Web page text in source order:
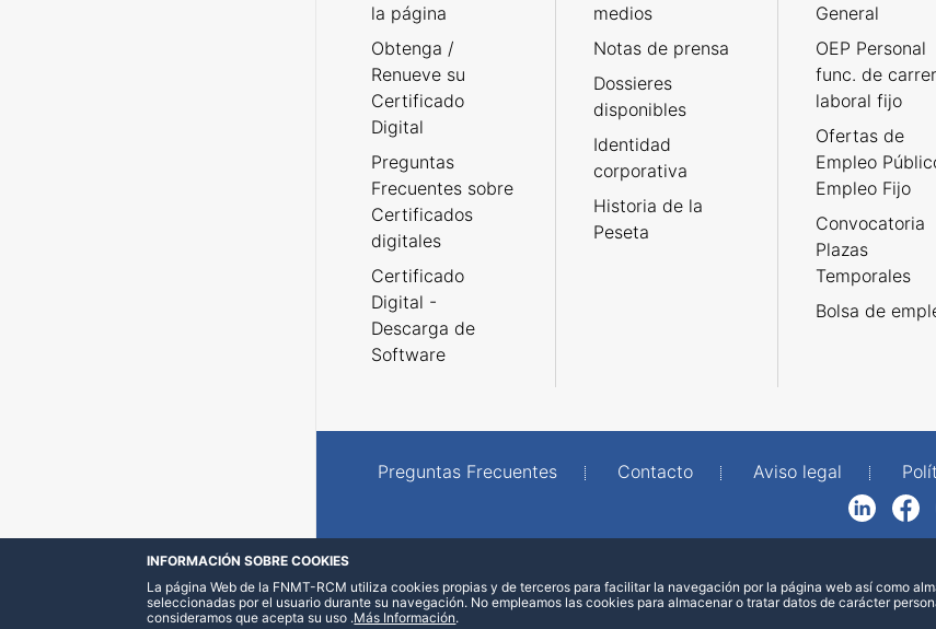
la página
Obtenga /
Renueve su
Certificado
Digital
Preguntas
Frecuentes sobre
Certificados
digitales
Certificado
Digital -
Descarga de
Software
medios
Notas de prensa
Dossieres
disponibles
Identidad
corporativa
Historia de la
Peseta
General
OEP Personal
func. de
laboral fijo
Ofertas de
Empleo
Empleo Fijo
Convocatoria
Plazas
Temporales
Bolsa de
Preguntas Frecuentes Contacto Aviso legal
FacebookWhatsApp
INFORMACIÓN SOBRE COOKIES
La página Web de la FNMT-RCM utiliza cookies propias y de terceros para facilitar la navegación por la página web así como
seleccionadas por el usuario durante su navegación. No empleamos las cookies para almacenar o tratar datos de carácter
consideramos que acepta su uso .Más Información.